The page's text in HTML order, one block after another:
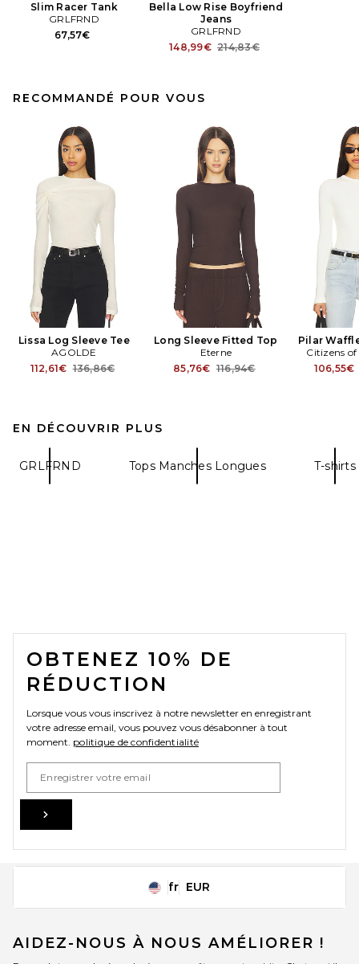
Slim Racer Tank
GRLFRND
67,57€
Bella Low Rise Boyfriend
Jeans
GRLFRND
148,99€ Previous price:
214,83€
RECOMMANDÉ POUR VOUS
Lissa Log Sleeve Tee
AGOLDE
112,61€ Previous price:
136,86€
Long Sleeve Fitted Top
Eterne
85,76€ Previous price:
116,94€
Pilar
Citizens
106,55€
EN DÉCOUVRIR PLUS
GRLFRND Tops Manches Longues T-shirts
FOOTER
OBTENEZ 10% DE
RÉDUCTION
Lorsque vous vous inscrivez à notre newsletter en enregistrant
votre adresse email, vous pouvez vous désabonner à tout
moment. politique de confidentialité
Change Country Regions
fr EUR
AIDEZ-NOUS À NOUS AMÉLIORER !